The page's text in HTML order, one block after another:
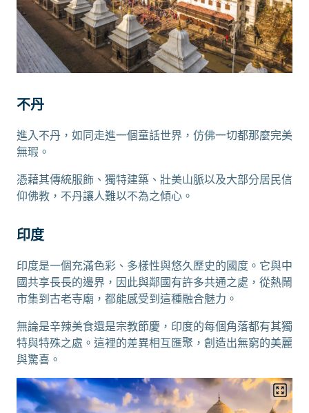
不丹
進入不丹，如同走進一個童話世界，仿佛一切都那麼完美
無瑕。
憑藉其傳統服飾、獨特建築、壯美山脈以及大部分居民信
仰佛教，不丹讓人難以不為之傾心。
印度
印度是一個充滿色彩、多樣性與悠久歷史的國度。它與中
國共享長長的邊界，因此與鄰國有許多共通之處，從熱鬧
市集到古老寺廟，都能感受到這種融合魅力。
無論是辛辣美食還是宗教節慶，印度的每個角落都有其獨
特與特殊之處。這裡的差異相互匯聚，創造出無窮的美麗
與驚喜。